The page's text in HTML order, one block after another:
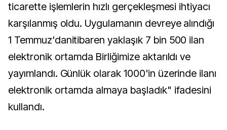
ticarette işlemlerin hızlı gerçekleşmesi ihtiyacı
karşılanmış oldu. Uygulamanın devreye alındığı
1 Temmuz'danitibaren yaklaşık 7 bin 500 ilan
elektronik ortamda Birliğimize aktarıldı ve
yayımlandı. Günlük olarak 1000'in üzerinde ilanı
elektronik ortamda almaya başladık" ifadesini
kullandı.